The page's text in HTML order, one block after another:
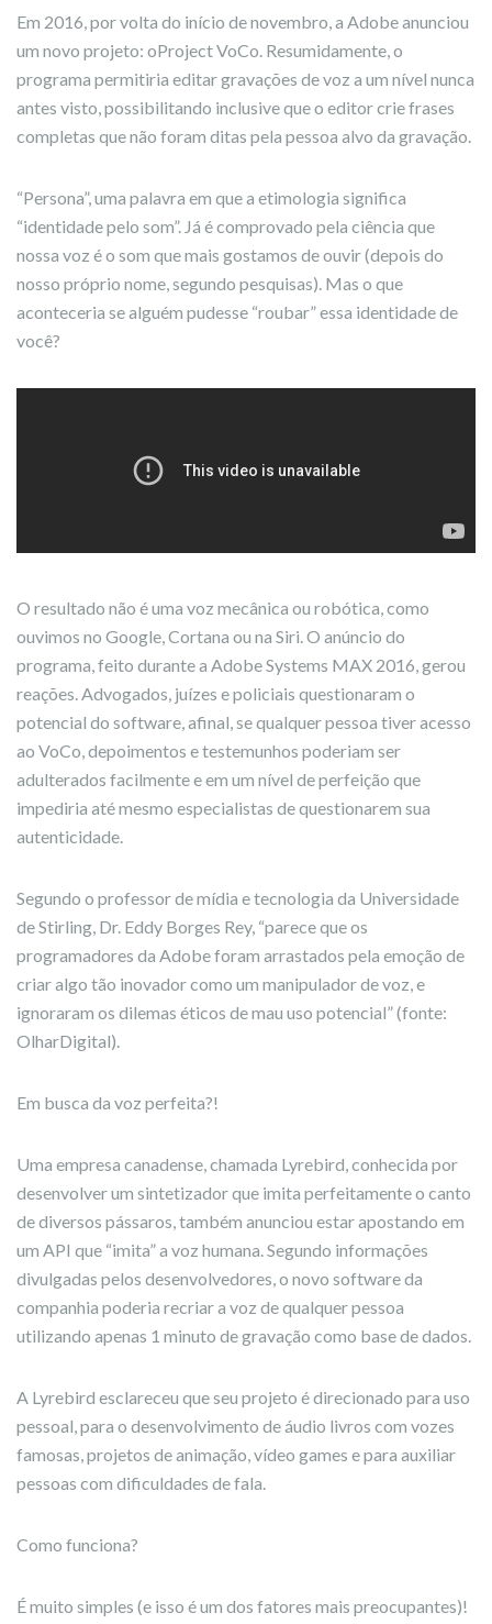
Em 2016, por volta do início de novembro, a Adobe anunciou
um novo projeto: oProject VoCo. Resumidamente, o
programa permitiria editar gravações de voz a um nível nunca
antes visto, possibilitando inclusive que o editor crie frases
completas que não foram ditas pela pessoa alvo da gravação.
“Persona”, uma palavra em que a etimologia significa
“identidade pelo som”. Já é comprovado pela ciência que
nossa voz é o som que mais gostamos de ouvir (depois do
nosso próprio nome, segundo pesquisas). Mas o que
aconteceria se alguém pudesse “roubar” essa identidade de
você?
O resultado não é uma voz mecânica ou robótica, como
ouvimos no Google, Cortana ou na Siri. O anúncio do
programa, feito durante a Adobe Systems MAX 2016, gerou
reações. Advogados, juízes e policiais questionaram o
potencial do software, afinal, se qualquer pessoa tiver acesso
ao VoCo, depoimentos e testemunhos poderiam ser
adulterados facilmente e em um nível de perfeição que
impediria até mesmo especialistas de questionarem sua
autenticidade.
Segundo o professor de mídia e tecnologia da Universidade
de Stirling, Dr. Eddy Borges Rey, “parece que os
programadores da Adobe foram arrastados pela emoção de
criar algo tão inovador como um manipulador de voz, e
ignoraram os dilemas éticos de mau uso potencial” (fonte:
OlharDigital).
Em busca da voz perfeita?!
Uma empresa canadense, chamada Lyrebird, conhecida por
desenvolver um sintetizador que imita perfeitamente o canto
de diversos pássaros, também anunciou estar apostando em
um API que “imita” a voz humana. Segundo informações
divulgadas pelos desenvolvedores, o novo software da
companhia poderia recriar a voz de qualquer pessoa
utilizando apenas 1 minuto de gravação como base de dados.
A Lyrebird esclareceu que seu projeto é direcionado para uso
pessoal, para o desenvolvimento de áudio livros com vozes
famosas, projetos de animação, vídeo games e para auxiliar
pessoas com dificuldades de fala.
Como funciona?
É muito simples (e isso é um dos fatores mais preocupantes)!